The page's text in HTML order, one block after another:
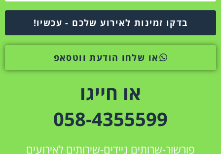
בדקו זמינות לאירוע שלכם - עכשיו!
או שלחו הודעת ווטסאפ
או חייגו
058-4355599
פורשור-שרותים ניידים-שירותים לאירועים